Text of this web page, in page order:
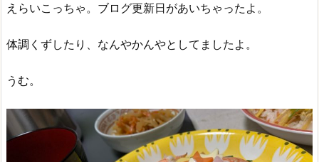
えらいこっちゃ。ブログ更新日があいちゃったよ。
体調くずしたり、なんやかんやとしてましたよ。
うむ。